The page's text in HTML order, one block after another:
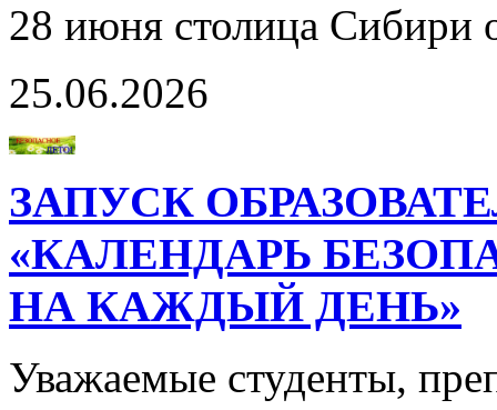
28 июня столица Сибири
25.06.2026
ЗАПУСК
«КАЛЕНДАРЬ
НА КАЖДЫЙ ДЕНЬ»
Уважаемые студенты,